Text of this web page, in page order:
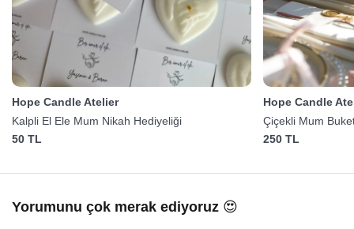
Hope Candle Atelier
Kalpli El Ele Mum Nikah Hediyeliği
50 TL
Hope Candle
Çiçekli Mum
250 TL
Yorumunu çok merak ediyoruz 😍